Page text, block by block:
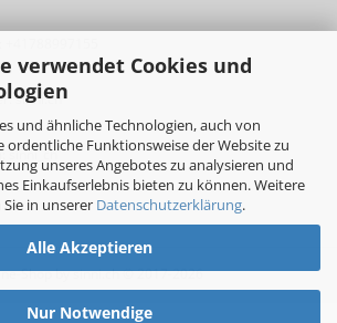
verwendet Cookies und
und ähnliche Technologien, auch von
Funktionsweise der Website zu
unseres Angebotes zu analysieren und
Einkaufserlebnis bieten zu können. Weitere
in unserer Datenschutzerklärung.
Alle Akzeptieren
Nur Notwendige
sinni.ch
sinni_ch
Shopby sinni.ch © 2017-2026